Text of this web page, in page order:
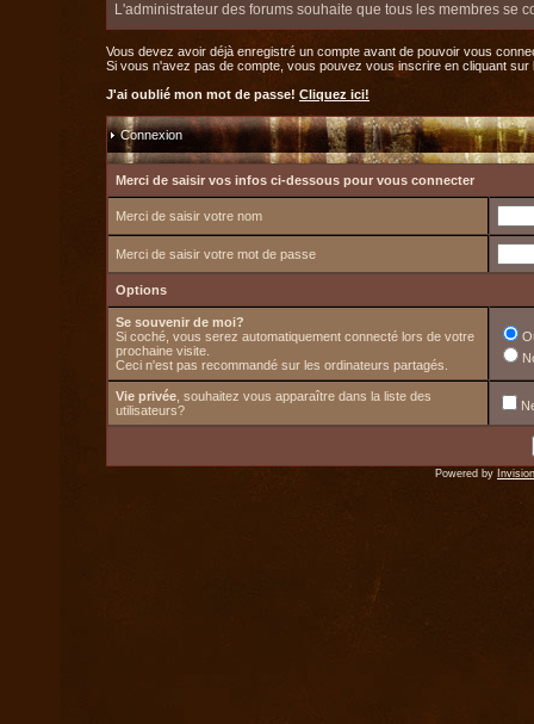
L'administrateur des forums souhaite que tous les membres se
Vous devez avoir déjà enregistré un compte avant de pouvoir vous
Si vous n'avez pas de compte, vous pouvez vous inscrire en cliquant sur
J'ai oublié mon mot de passe! Cliquez ici!
Connexion
Merci de saisir vos infos ci-dessous pour vous connecter
Merci de saisir votre nom
Merci de saisir votre mot de passe
Options
Se souvenir de moi?
Si coché, vous serez automatiquement connecté lors de votre
prochaine visite.
Ceci n'est pas recommandé sur les ordinateurs partagés.
Vie privée , souhaitez vous apparaître dans la liste des
utilisateurs?
Powered by